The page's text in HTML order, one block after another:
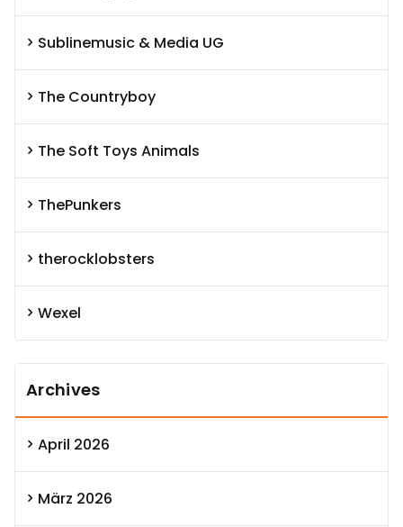
Sublinemusic & Media UG
The Countryboy
The Soft Toys Animals
ThePunkers
therocklobsters
Wexel
Archives
April 2026
März 2026